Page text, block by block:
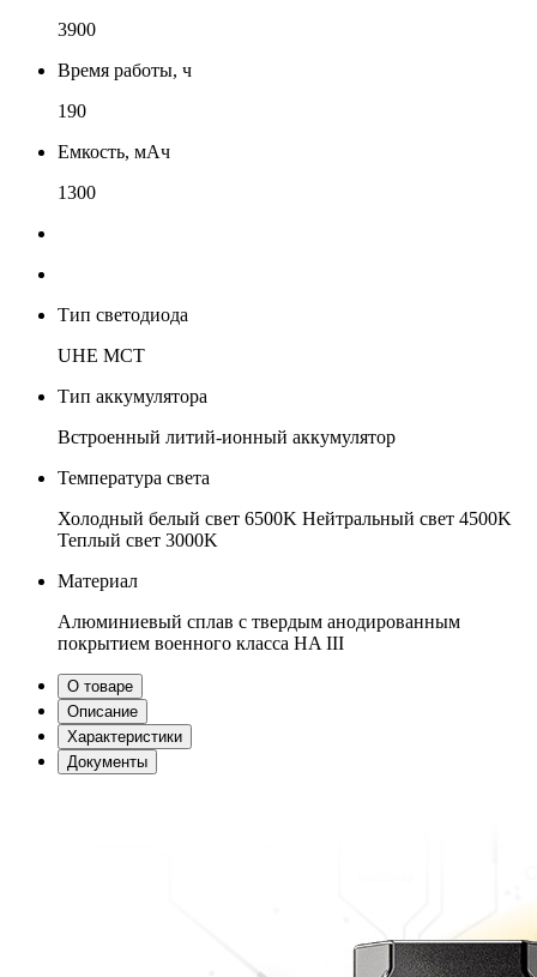
3900
Время работы, ч
190
Емкость, мАч
1300
Тип светодиода
UHE MCT
Тип аккумулятора
Встроенный литий-ионный аккумулятор
Температура света
Холодный белый свет 6500K Нейтральный свет 4500K
Теплый свет 3000K
Материал
Алюминиевый сплав с твердым анодированным
покрытием военного класса HA III
О товаре
Описание
Характеристики
Документы